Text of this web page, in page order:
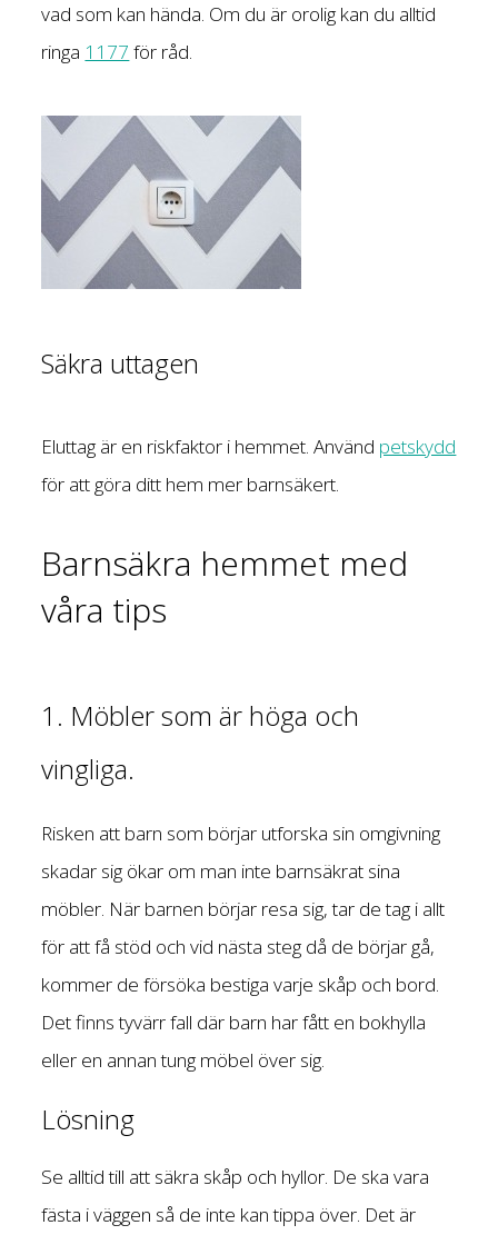
vad som kan hända. Om du är orolig kan du alltid
ringa 1177 för råd.
Säkra uttagen
Eluttag är en riskfaktor i hemmet. Använd petskydd
för att göra ditt hem mer barnsäkert.
Barnsäkra hemmet med
våra tips
1. Möbler som är höga och
vingliga.
Risken att barn som börjar utforska sin omgivning
skadar sig ökar om man inte barnsäkrat sina
möbler. När barnen börjar resa sig, tar de tag i allt
för att få stöd och vid nästa steg då de börjar gå,
kommer de försöka bestiga varje skåp och bord.
Det finns tyvärr fall där barn har fått en bokhylla
eller en annan tung möbel över sig.
Lösning
Se alltid till att säkra skåp och hyllor. De ska vara
fästa i väggen så de inte kan tippa över. Det är